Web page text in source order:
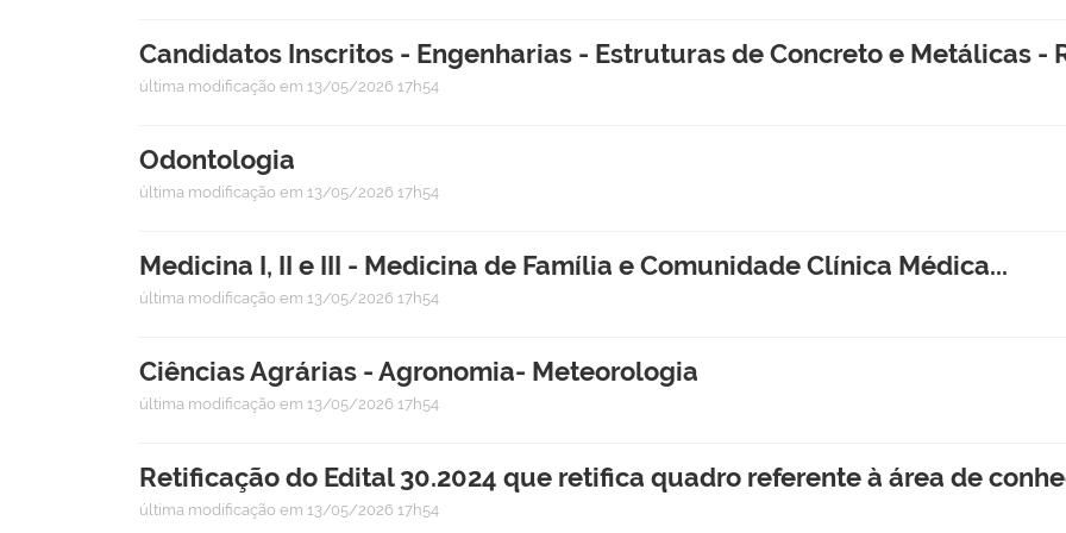
Candidatos Inscritos - Engenharias - Estruturas de Concreto e Metálicas -
última modificação em 13/05/2026 17h54
Odontologia
última modificação em 13/05/2026 17h54
Medicina I, II e III - Medicina de Família e Comunidade Clínica Médica...
última modificação em 13/05/2026 17h54
Ciências Agrárias - Agronomia- Meteorologia
última modificação em 13/05/2026 17h54
Retificação do Edital 30.2024 que retifica quadro referente à área de
última modificação em 13/05/2026 17h54